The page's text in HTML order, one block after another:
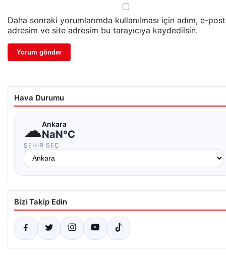
Daha sonraki yorumlarımda kullanılması için adım, e-
adresim ve site adresim bu tarayıcıya kaydedilsin.
Hava Durumu
☁Ankara
NaN°C
ŞEHIR SEÇ
Bizi Takip Edin